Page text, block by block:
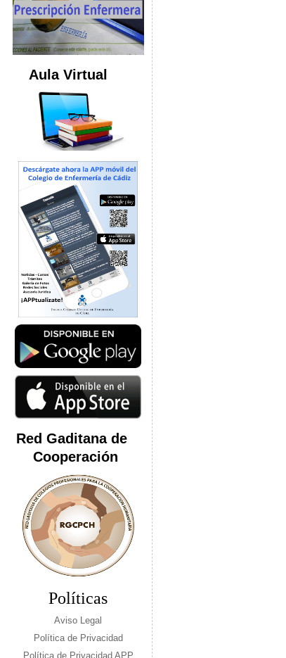
Aula Virtual
Red Gaditana de
Cooperación
Políticas
Aviso Legal
Política de Privacidad
Política de Privacidad APP